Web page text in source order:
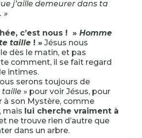
j’aille demeurer dans ta
»
c’est nous ! » Homme
taille! »Jésus nous
dès le matin, et pas
comment, il se fait regard
intimes.
serons toujours de
taille» pour voir Jésus, pour
à son Mystère, comme
mais lui cherche vraiment à
ne trouve rien d’autre que
dans un arbre.